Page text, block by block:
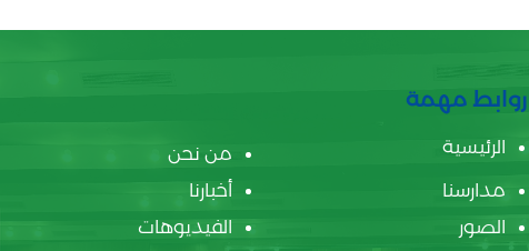
روابط مهمة
الرئيسية
من نحن
مدارسنا
أخبارنا
الصور
الفيديوهات